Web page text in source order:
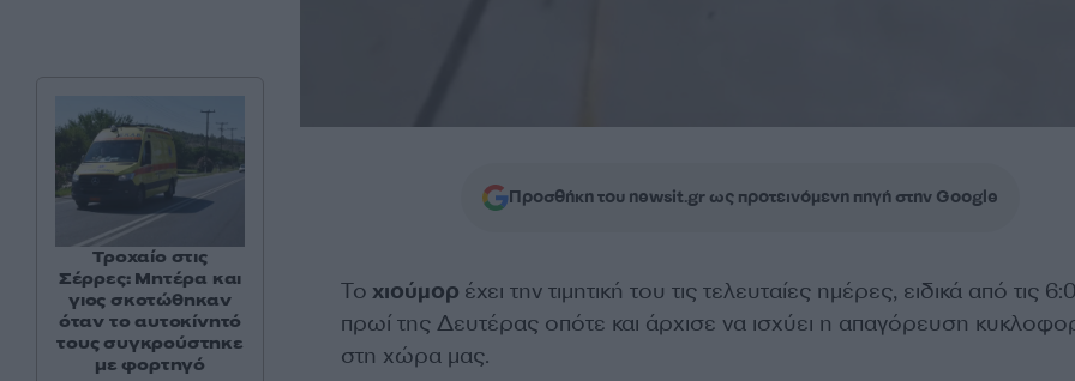
Προσθήκη του newsit.gr ως προτεινόμενη πηγή στην Google
Το χιούμορ έχει την τιμητική του τις τελευταίες ημέρες, ειδικά από τις
πρωί της Δευτέρας οπότε και άρχισε να ισχύει η απαγόρευση
στη χώρα μας.
Τροχαίο στις
Σέρρες: Μητέρα και
γιος σκοτώθηκαν
όταν το αυτοκίνητό
τους συγκρούστηκε
με φορτηγό